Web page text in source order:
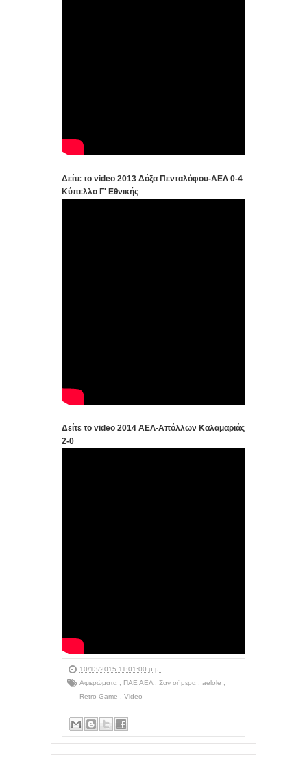
Δείτε το video 2013 Δόξα Πενταλόφου-ΑΕΛ 0-4
Κύπελλο Γ' Εθνικής
Δείτε το video 2014 ΑΕΛ-Απόλλων Καλαμαριάς
2-0
10/13/2015 11:01:00 μ.μ.
Αφιερώματα , ΠΑΕ ΑΕΛ , Σαν σήμερα , aelole ,
Retro Game , Video